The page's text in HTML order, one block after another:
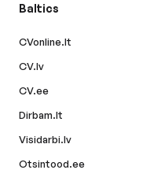
Baltics
CVonline.lt
CV.lv
CV.ee
Dirbam.lt
Visidarbi.lv
Otsintood.ee